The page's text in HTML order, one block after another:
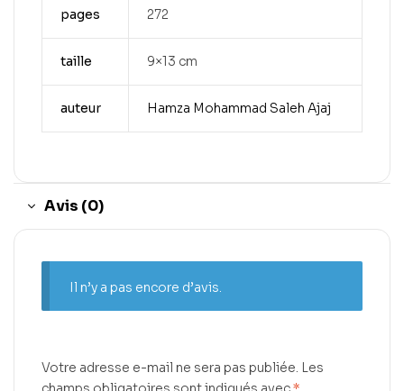
pages 272
taille 9×13 cm
auteur Hamza Mohammad Saleh Ajaj
Avis (0)
Il n’y a pas encore d’avis.
Votre adresse e-mail ne sera pas publiée. Les